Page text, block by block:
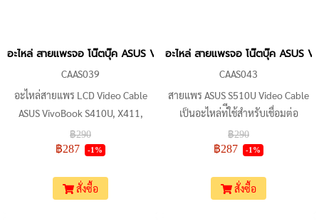
อะไหล่ สายแพรจอ โน๊ตบุ๊ค ASUS VivoBook S410U, X411 Laptop
CAAS039
อะไหล่สายแพร LCD Video Cable
ASUS VivoBook S410U, X411,
S4000V เป็นอะไหล่ทดแทนคุณภาพ
สูง เหมาะสำหรับใช้ซ่อมแซมโน๊ตบุ๊ค
ชัดเจน ตรวจสอบรุ่นสินค้าได้ง่าย ติด
ตั้งง่าย
฿290
฿287 -1%
สั่งซื้อ
อะไหล่ สายแพรจอ โน๊ตบุ๊ค ASUS
CAAS043
สายแพร ASUS S510U Video Cable
เป็นอะไหล่ท่ีใช้สำหรับเชื่อมต่อ
ระหว่างเมนบอร์ดและหน้าจอ LCD
รองรับการใช้งานกับรุ่น ASUS
S510UN, X510U, X510UA,
X510UN และ R520Q สายเคเบิลมี
฿290
฿287 -1%
สั่งซื้อ